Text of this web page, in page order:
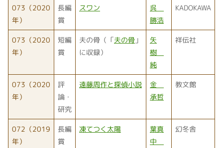
073（2020
年）
長編
賞
スワン
呉
勝浩
KADOKAWA
073（2020
年）
短編
賞
夫の骨（「夫の骨 」
に収録）
矢
樹
純
祥伝社
073（2020
年）
評
論・
研究
遠藤周作と探偵小説
金
承哲
教文館
072（2019
年）
長編
賞
凍てつく太陽
葉真
中
幻冬舎